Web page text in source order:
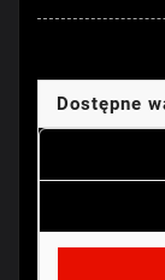
Dostępne